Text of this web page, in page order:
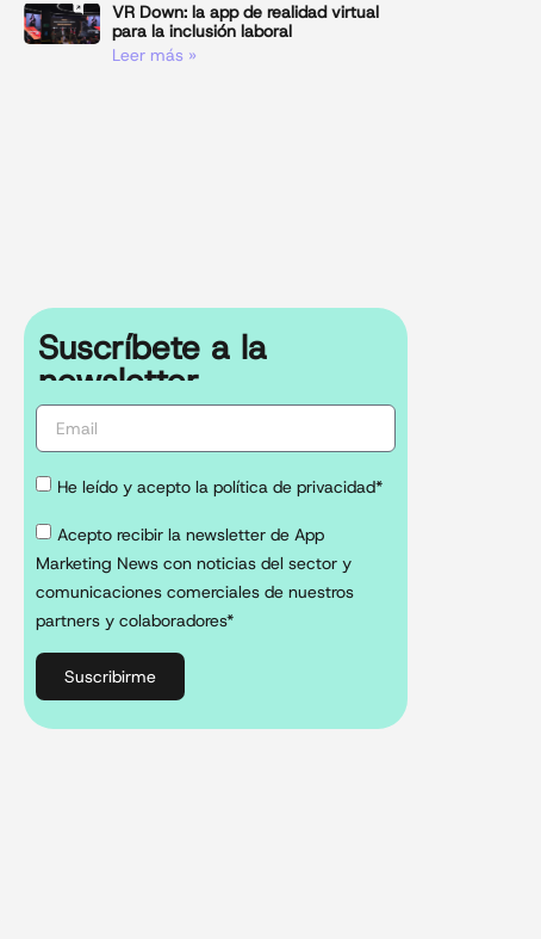
VR Down: la app de realidad virtual
para la inclusión laboral
Leer más »
Suscríbete a la
newsletter
He leído y acepto la política de privacidad*
Acepto recibir la newsletter de App
Marketing News con noticias del sector y
comunicaciones comerciales de nuestros
partners y colaboradores*
Suscribirme